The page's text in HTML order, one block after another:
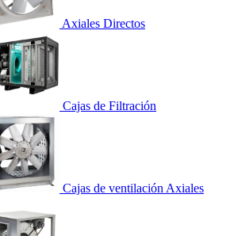
Axiales Directos
Cajas de Filtración
Cajas de ventilación Axiales